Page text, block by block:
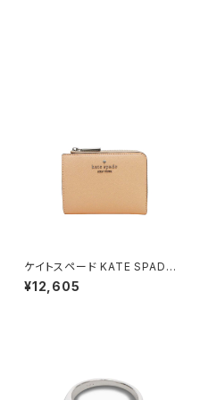
ケイトスペード KATE SPADE
スモール Lジップ ウォレット 二
つ折り財布 kn764-700 レディ
¥12,605